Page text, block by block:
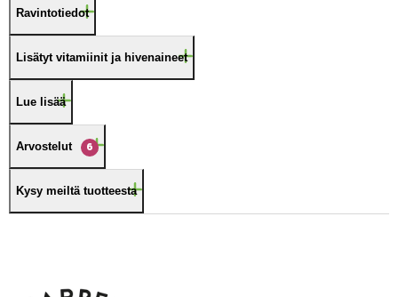
Ravintotiedot
Lisätyt vitamiinit ja hivenaineet
Lue lisää
Arvostelut 6
Kysy meiltä tuotteesta